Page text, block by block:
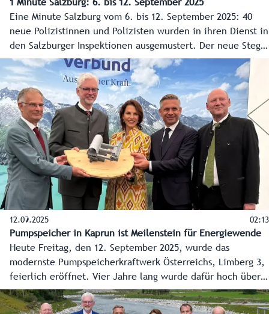
1 Minute Salzburg: 6. bis 12. September 2025
Eine Minute Salzburg vom 6. bis 12. September 2025: 40
neue Polizistinnen und Polizisten wurden in ihren Dienst in
den Salzburger Inspektionen ausgemustert. Der neue Steg
für Fußgänger und Radfahrer über die renaturierte Saalach
in Wals-Siezenheim, der Salzburg und Bayern verbindet,
wurde eingesetzt. Und die neue, riesige grüne Batterie für
das österreichische Stromnetz, das Pumpspeicherkraftwerk
Limberg 3, in Kaprun wurde eröffnet.
12.09.2025 02:13
Pumpspeicher in Kaprun ist Meilenstein für Energiewende
Heute Freitag, den 12. September 2025, wurde das
modernste Pumpspeicherkraftwerk Österreichs, Limberg 3,
feierlich eröffnet. Vier Jahre lang wurde dafür hoch über
Kaprun und tief im Berg rund um die Uhr im Schichtbetrieb
gearbeitet. Das vollständig unterirdische